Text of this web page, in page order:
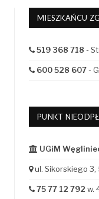
MIESZKAŃCU
519 368 718 -
600 528 607-
PUNKT
UGiM
ul. Sikorskiego
75 77 12 792 w.